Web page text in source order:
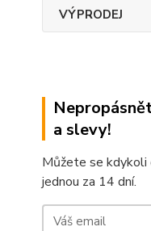
VÝPRODEJ
a slevy!
Můžete se kdykoli
jednou za 14 dní.